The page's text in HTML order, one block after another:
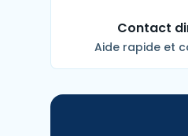
Contact
Aide rapide et